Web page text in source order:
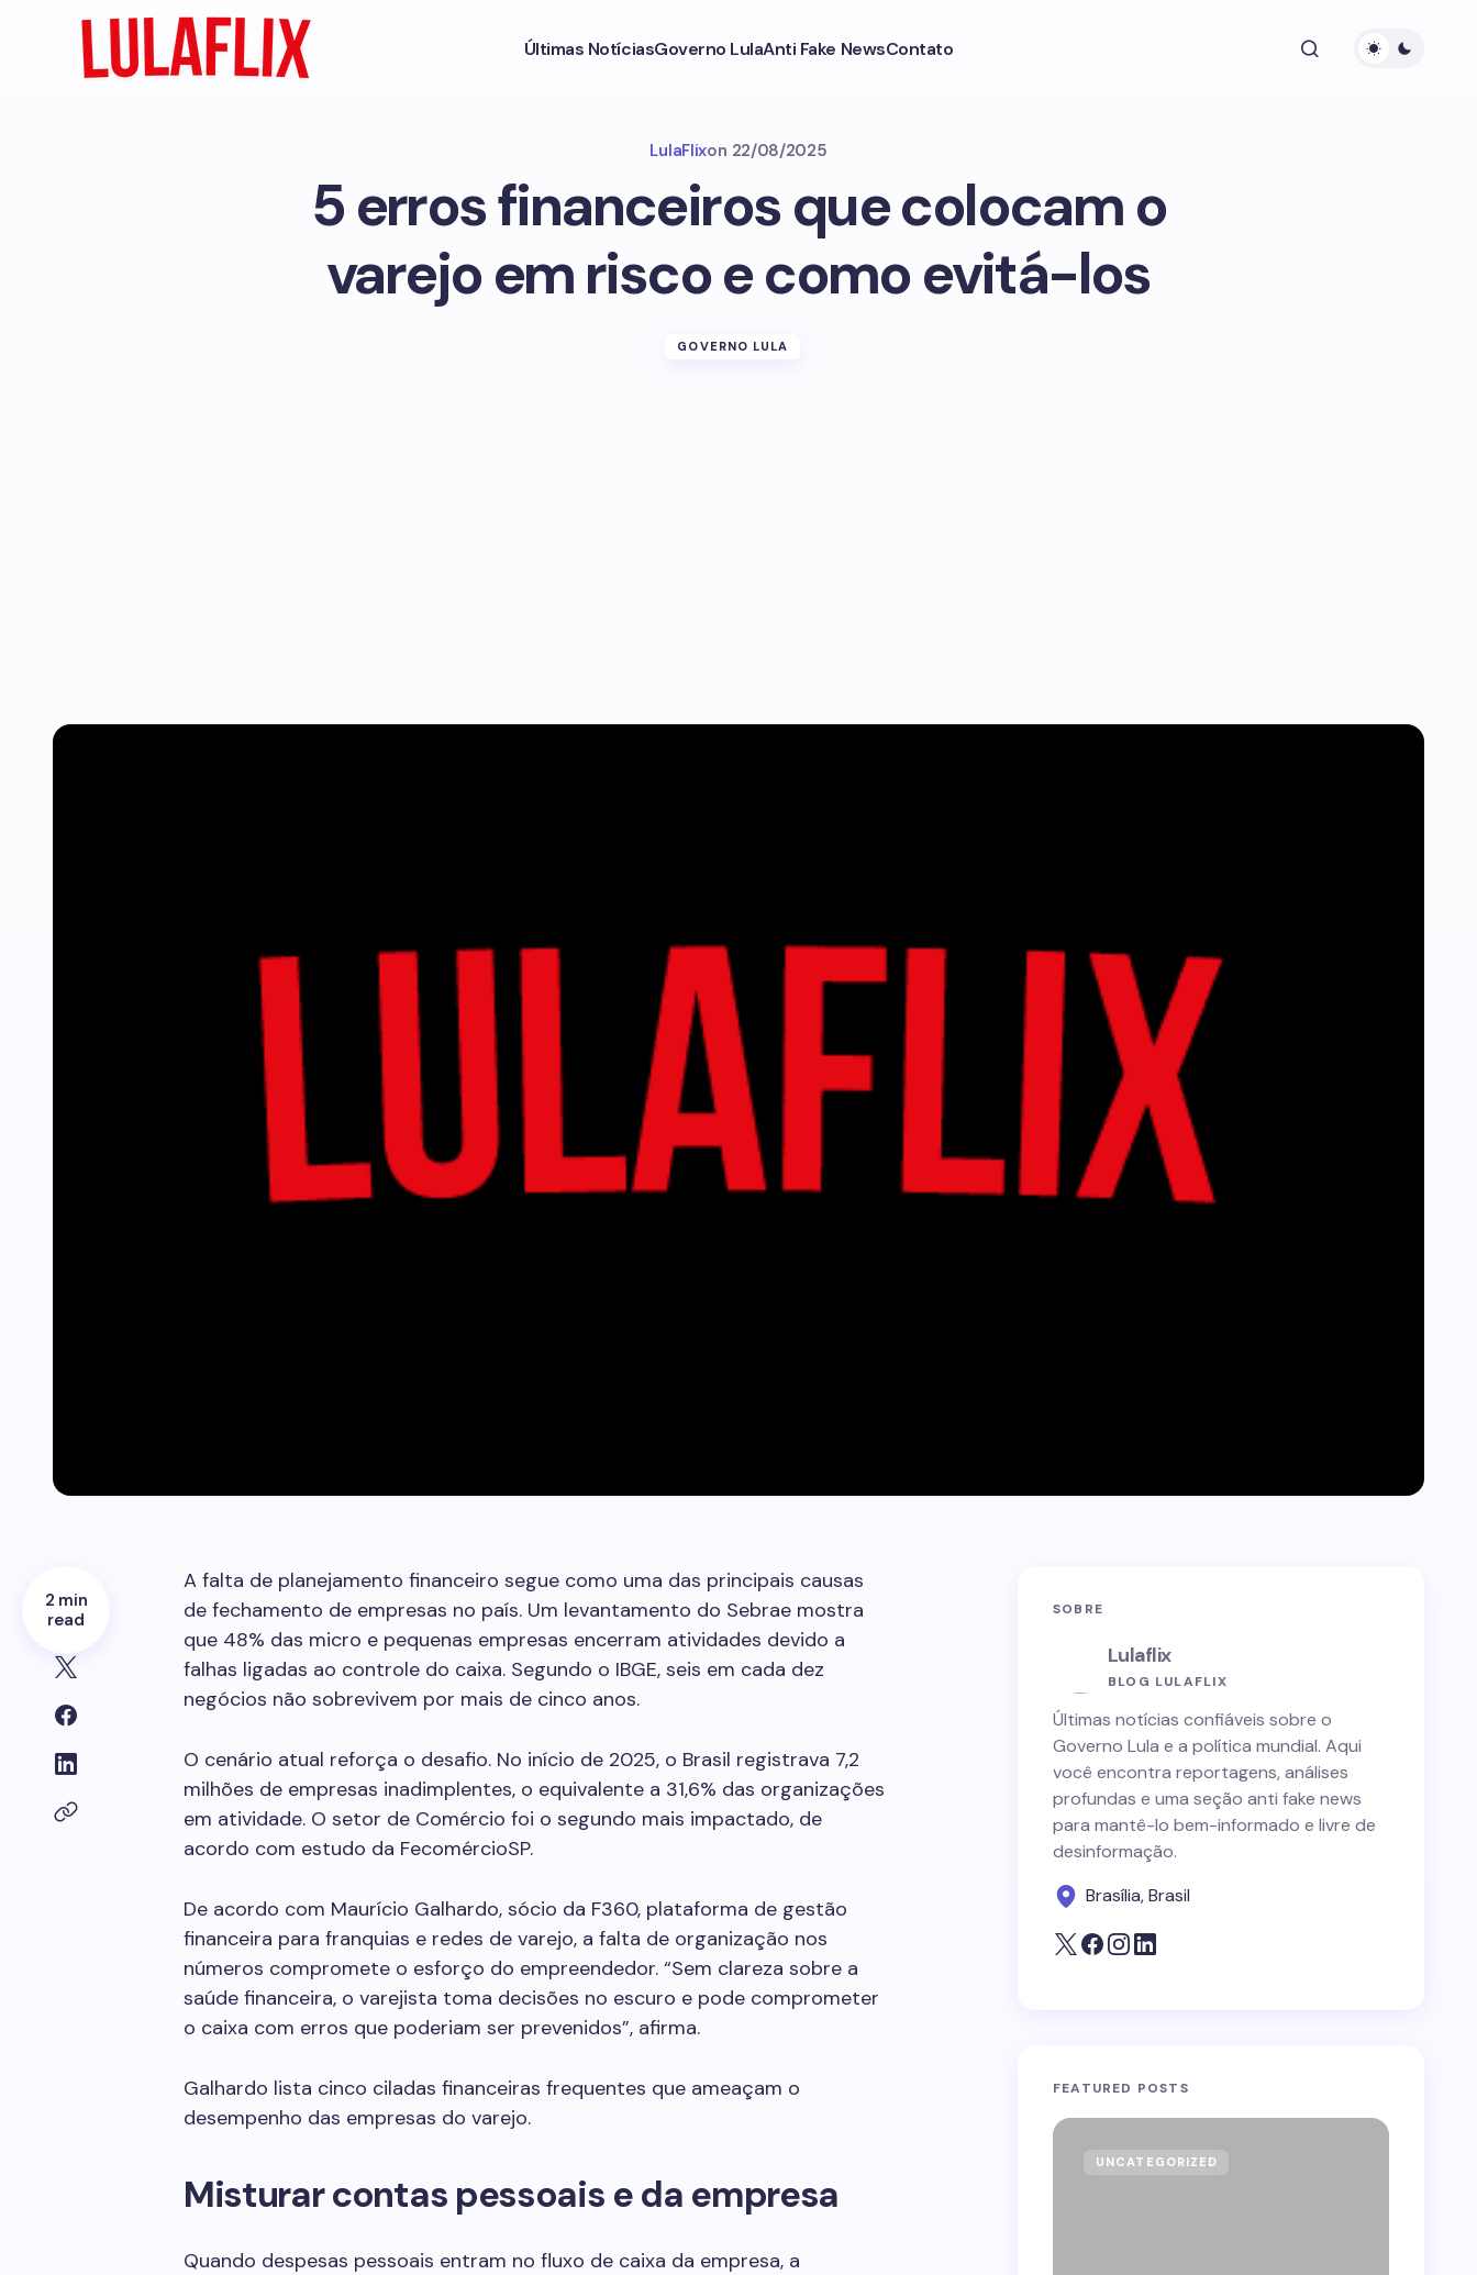
Últimas NotíciasGoverno LulaAnti Fake NewsContato
LulaFlixon 22/08/2025
5 erros financeiros que colocam o
varejo em risco e como evitá-los
GOVERNO LULA
2 min
read
A falta de planejamento financeiro segue como uma das principais causas
de fechamento de empresas no país. Um levantamento do Sebrae mostra
que 48% das micro e pequenas empresas encerram atividades devido a
falhas ligadas ao controle do caixa. Segundo o IBGE, seis em cada dez
negócios não sobrevivem por mais de cinco anos.
O cenário atual reforça o desafio. No início de 2025, o Brasil registrava 7,2
milhões de empresas inadimplentes, o equivalente a 31,6% das organizações
em atividade. O setor de Comércio foi o segundo mais impactado, de
acordo com estudo da FecomércioSP.
De acordo com Maurício Galhardo, sócio da F360, plataforma de gestão
financeira para franquias e redes de varejo, a falta de organização nos
números compromete o esforço do empreendedor. “Sem clareza sobre a
saúde financeira, o varejista toma decisões no escuro e pode comprometer
o caixa com erros que poderiam ser prevenidos”, afirma.
Galhardo lista cinco ciladas financeiras frequentes que ameaçam o
desempenho das empresas do varejo.
Misturar contas pessoais e da empresa
Quando despesas pessoais entram no fluxo de caixa da empresa, a
SOBRE
Lulaflix
BLOG LULAFLIX
Últimas notícias confiáveis sobre o
Governo Lula e a política mundial. Aqui
você encontra reportagens, análises
profundas e uma seção anti fake news
para mantê-lo bem-informado e livre de
desinformação.
Brasília, Brasil
FEATURED POSTS
UNCATEGORIZED